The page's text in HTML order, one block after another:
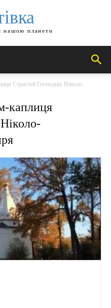
нашою планети
Страстей Господніх Ніколо-
каплиця